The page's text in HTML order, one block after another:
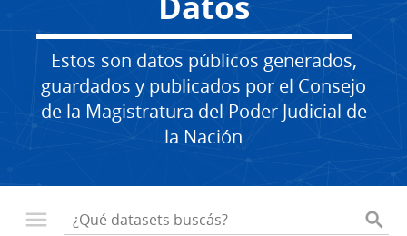
Estos son datos públicos generados,
guardados y publicados por el Consejo
de la Magistratura del Poder Judicial de
la Nación